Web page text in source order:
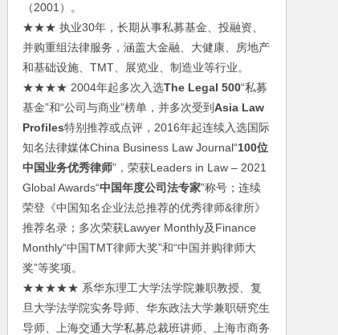
（2001）。
★★★ 执业30年，长期从事私募基金、投融资、
并购重组法律服务，涵盖大金融、大健康、房地产
和基础设施、TMT、展览业、制造业等行业。
★★★★ 2004年起多次入选The Legal 500“私募
基金”和“公司与商业”榜单，并多次受到Asia Law
Profiles特别推荐或点评，2016年起连续入选国际
知名法律媒体China Business Law Journal“100位
中国业务优秀律师”，荣获Leaders in Law – 2021
Global Awards“中国年度公司法专家”称号；连续
荣登《中国知名企业法总推荐的优秀律师&律所》
推荐名录；多次荣获Lawyer Monthly及Finance
Monthly“中国TMT律师大奖”和“中国并购律师大
奖”等奖项。
★★★★★ 系华东理工大学法学院兼职教授、复
旦大学法学院实务导师、华东政法大学兼职研究生
导师、上海交通大学私募总裁班讲师、上海市商务